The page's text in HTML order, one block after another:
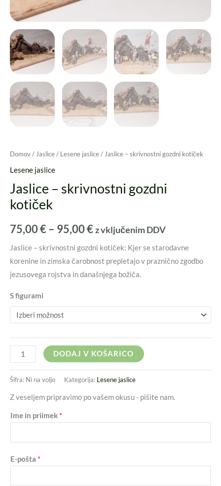
Domov/Jaslice/ Lesene jaslice/ Jaslice – skrivnostni gozdni kotiček
Lesene jaslice
Jaslice – skrivnostni gozdni
kotiček
75,00€– 95,00€z vključenim DDV
Jaslice – skrivnostni gozdni kotiček: Kjer se starodavne
korenine in zimska čarobnost prepletajo v praznično zgodbo
jezusovega rojstva in današnjega božiča.
S figurami
DODAJ V KOŠARICO
Šifra: Ni na voljo Kategorija: Lesene jaslice
Z veseljem pripravimo po vašem okusu - pišite nam.
Ime in priimek *
E-pošta *